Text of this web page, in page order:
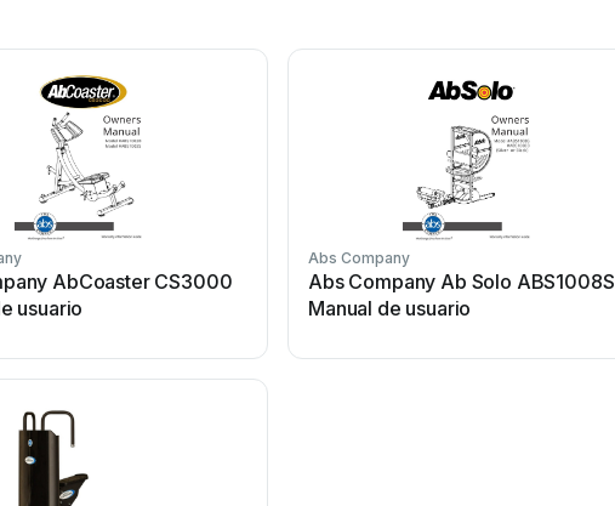
AbCoaster CS3000
usuario
Abs Company
Abs Company Ab Solo ABS1008S
Manual de usuario